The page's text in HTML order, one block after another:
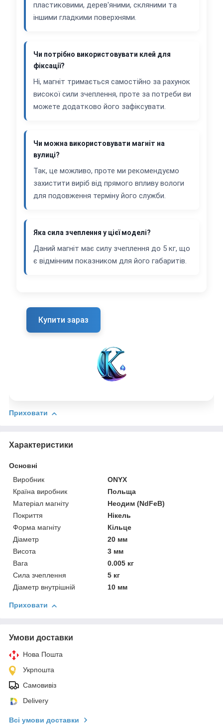
пластиковими, дерев'яними, скляними та
іншими гладкими поверхнями.
Чи потрібно використовувати клей для
фіксації?
Ні, магніт тримається самостійно за рахунок
високої сили зчеплення, проте за потреби ви
можете додатково його зафіксувати.
Чи можна використовувати магніт на
вулиці?
Так, це можливо, проте ми рекомендуємо
захистити виріб від прямого впливу вологи
для подовження терміну його служби.
Яка сила зчеплення у цієї моделі?
Даний магніт має силу зчеплення до 5 кг, що
є відмінним показником для його габаритів.
Купити зараз
Приховати
Характеристики
Основні
Виробник
ONYX
Країна виробник
Польща
Матеріал магніту
Неодим (NdFeB)
Покриття
Нікель
Форма магніту
Кільце
Діаметр
20 мм
Висота
3 мм
Вага
0.005 кг
Сила зчеплення
5 кг
Діаметр внутрішній
10 мм
Приховати
Умови доставки
Нова Пошта
Укрпошта
Самовивіз
Delivery
Всі умови доставки